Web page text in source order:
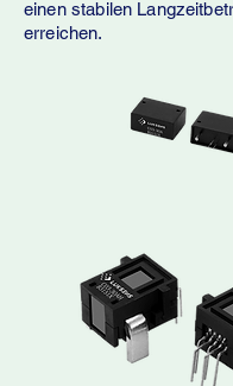
einen stabilen
erreichen.